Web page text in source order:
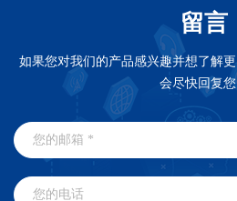
留言
如果您对我们的产品感兴趣并想了解
会尽快回复